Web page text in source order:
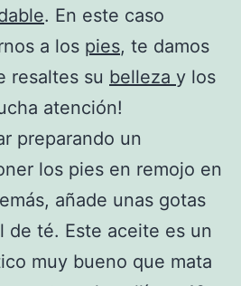
. En este caso
a los pies, te damos
resaltes su belleza y los
atención!
preparando un
los pies en remojo en
añade unas gotas
de té. Este aceite es un
muy bueno que mata